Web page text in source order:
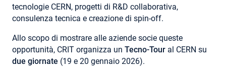
tecnologie CERN, progetti di R&D collaborativa,
consulenza tecnica e creazione di spin-off.
Allo scopo di mostrare alle aziende socie queste
opportunità, CRIT organizza un Tecno-Tour al CERN su
due giornate (19 e 20 gennaio 2026).